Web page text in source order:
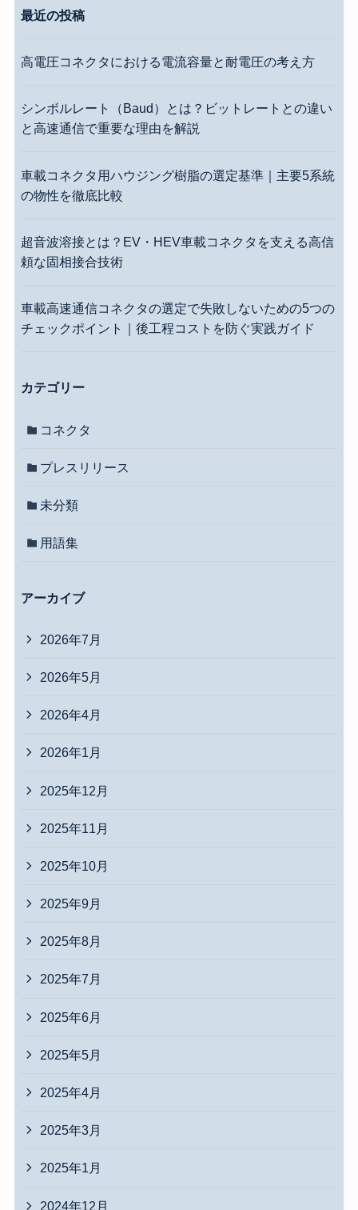
最近の投稿
高電圧コネクタにおける電流容量と耐電圧の考え方
シンボルレート（Baud）とは？ビットレートとの違い
と高速通信で重要な理由を解説
車載コネクタ用ハウジング樹脂の選定基準｜主要5系統
の物性を徹底比較
超音波溶接とは？EV・HEV車載コネクタを支える高信
頼な固相接合技術
車載高速通信コネクタの選定で失敗しないための5つの
チェックポイント｜後工程コストを防ぐ実践ガイド
カテゴリー
コネクタ
プレスリリース
未分類
用語集
アーカイブ
2026年7月
2026年5月
2026年4月
2026年1月
2025年12月
2025年11月
2025年10月
2025年9月
2025年8月
2025年7月
2025年6月
2025年5月
2025年4月
2025年3月
2025年1月
2024年12月